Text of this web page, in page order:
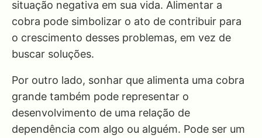
situação negativa em sua vida. Alimentar a
cobra pode simbolizar o ato de contribuir para
o crescimento desses problemas, em vez de
buscar soluções.
Por outro lado, sonhar que alimenta uma cobra
grande também pode representar o
desenvolvimento de uma relação de
dependência com algo ou alguém. Pode ser um